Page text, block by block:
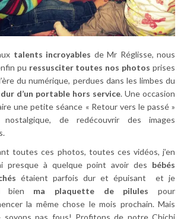
talents incroyables de Mr Réglisse, nous
pu ressusciter toutes nos photos prises
du numérique, perdues dans les limbes du
d’un portable hors service. Une occasion
une petite séance « Retour vers le passé »
nostalgique, de redécouvrir des images
toutes ces photos, toutes ces vidéos, j’en
presque à quelque point avoir des bébés
étaient parfois dur et épuisant et je
bien ma plaquette de pilules pour
la même chose le mois prochain. Mais
soyons pas fous! Profitons de notre Chichi